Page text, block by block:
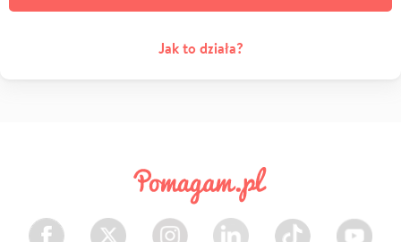
Jak to działa?
Facebook Twitter Instagram LinkedIn TikTok Youtube